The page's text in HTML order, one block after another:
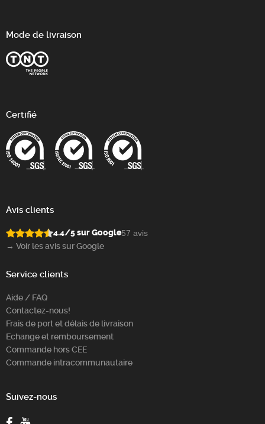
Mode de livraison
Certifié
Avis clients
4.4/5 sur Google57 avis
→ Voir les avis sur Google
Service clients
Aide / FAQ
Contactez-nous!
Frais de port et délais de livraison
Echange et remboursement
Commande hors CEE
Commande intracommunautaire
Suivez-nous